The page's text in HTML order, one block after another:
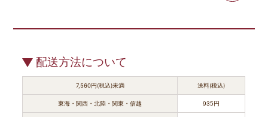
配送方法について
7,560円(税込)未満 送料(税込)
東海・関西・北陸・関東・信越 935円